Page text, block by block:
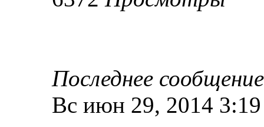
Последнее
Вс июн 29, 2014